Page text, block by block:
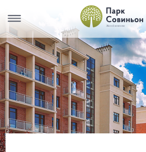
О проекте
Девелопер
Инфраструктура
Материалы
Планировки
єОселя
Новости
Контакты
RU